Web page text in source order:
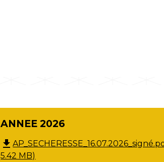
ANNEE 2026
file_download
5.42 MB)